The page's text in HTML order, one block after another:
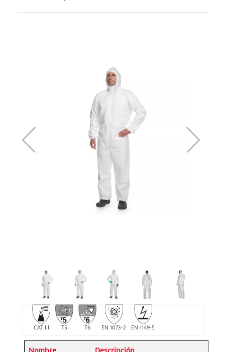
CAT III T5 T6 EN 1073-2 EN 1149-5